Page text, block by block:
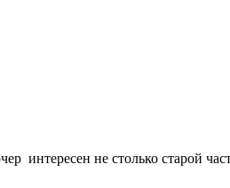
интересен не столько старой